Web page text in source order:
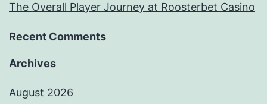
The Overall Player Journey at Roosterbet Casino
Recent Comments
Archives
August 2026